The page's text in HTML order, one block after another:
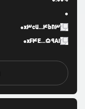
0
0x3c7...4b83
0xF4E...59A1